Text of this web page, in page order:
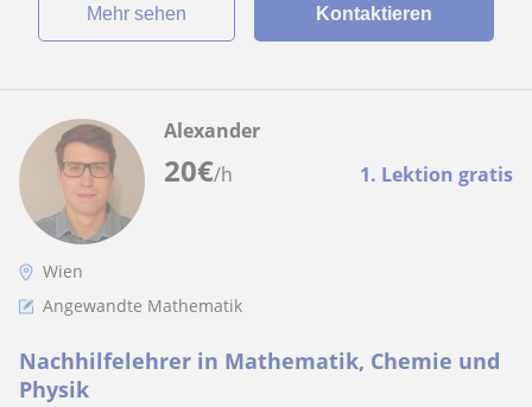
Mehr sehen Kontaktieren
20€/h 1. Lektion gratis
Alexander
Wien
Angewandte Mathematik
Nachhilfelehrer in Mathematik, Chemie und
Physik